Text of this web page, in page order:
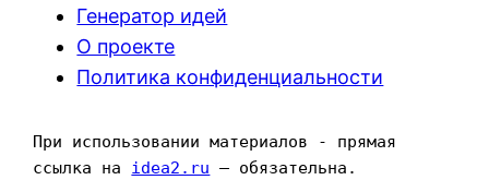
Генератор идей
О проекте
Политика конфиденциальности
При использовании материалов - прямая
ссылка на idea2.ru — обязательна.